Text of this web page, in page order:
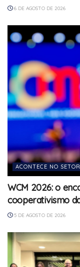
6 DE AGOSTO DE 2026
ACONTECE NO SETOR
WCM 2026: o
cooperativismo
5 DE AGOSTO DE 2026